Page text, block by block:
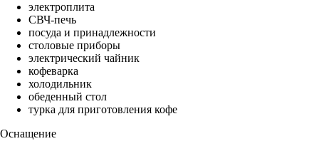
электроплита
СВЧ-печь
посуда и принадлежности
столовые приборы
электрический чайник
кофеварка
холодильник
обеденный стол
турка для приготовления кофе
Оснащение